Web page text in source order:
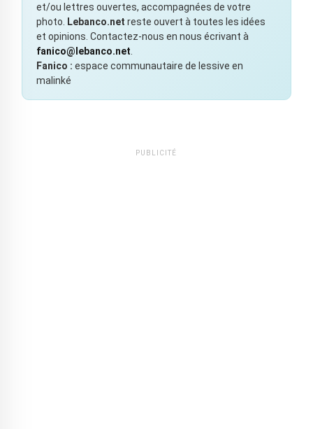
et/ou lettres ouvertes, accompagnées de votre
photo.
Lebanco.net reste ouvert à toutes les idées
et opinions. Contactez-nous en nous écrivant à
fanico@lebanco.net
Fanico : espace communautaire de lessive en
malinké
PUBLICITÉ